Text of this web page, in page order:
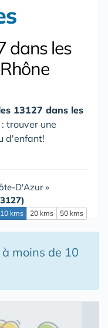
dans les
13127 dans les
trouver une
d'enfant!
D'Azur»
10 kms 20 kms 50 kms
à moins de 10